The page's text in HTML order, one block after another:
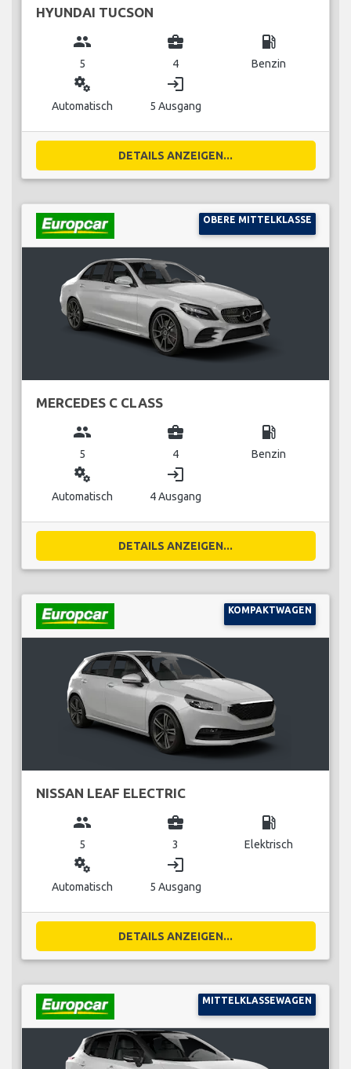
HYUNDAI TUCSON
group
5
business_center
4
local_gas_station
Benzin
miscellaneous_services
Automatisch
login
5 Ausgang
DETAILS ANZEIGEN...
OBERE MITTELKLASSE
MERCEDES C CLASS
group
5
business_center
4
local_gas_station
Benzin
miscellaneous_services
Automatisch
login
4 Ausgang
DETAILS ANZEIGEN...
KOMPAKTWAGEN
NISSAN LEAF ELECTRIC
group
5
business_center
3
local_gas_station
Elektrisch
miscellaneous_services
Automatisch
login
5 Ausgang
DETAILS ANZEIGEN...
MITTELKLASSEWAGEN